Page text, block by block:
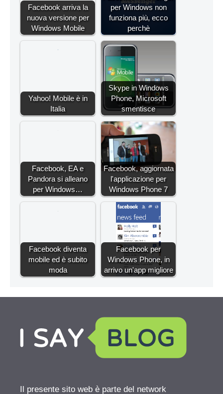
Facebook arriva la
nuova versione per
Windows Mobile
per Windows non
funziona più, ecco
perchè
Yahoo! Mobile è in
Italia
Skype in Windows
Phone, Microsoft
smentisce
Facebook, EA e
Pandora si alleano
per Windows…
Facebook, aggiornata
l'applicazione per
Windows Phone 7
Facebook diventa
mobile ed è subito
moda
Facebook per
Windows Phone, in
arrivo un'app migliore
Il presente sito web è parte del network